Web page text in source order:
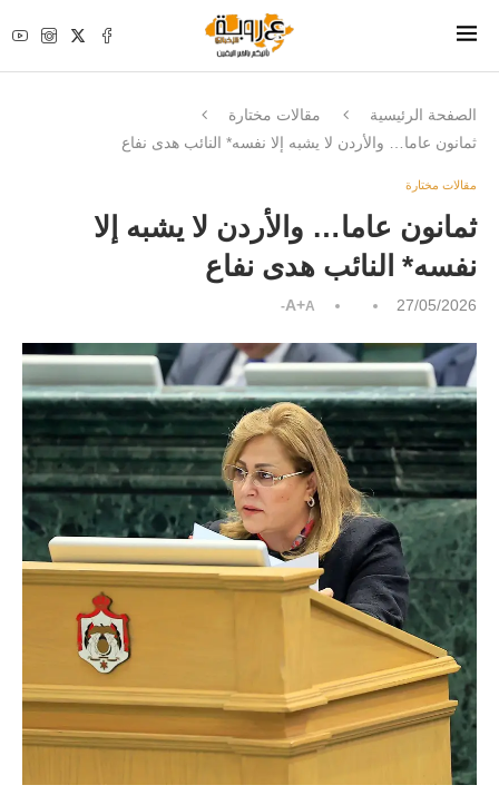
الصفحة الرئيسية
مقالات مختارة
ثمانون عاما… والأردن لا يشبه إلا نفسه* النائب هدى نفاع
مقالات مختارة
ثمانون عاما… والأردن لا يشبه إلا
نفسه* النائب هدى نفاع
27/05/2026
A+A-